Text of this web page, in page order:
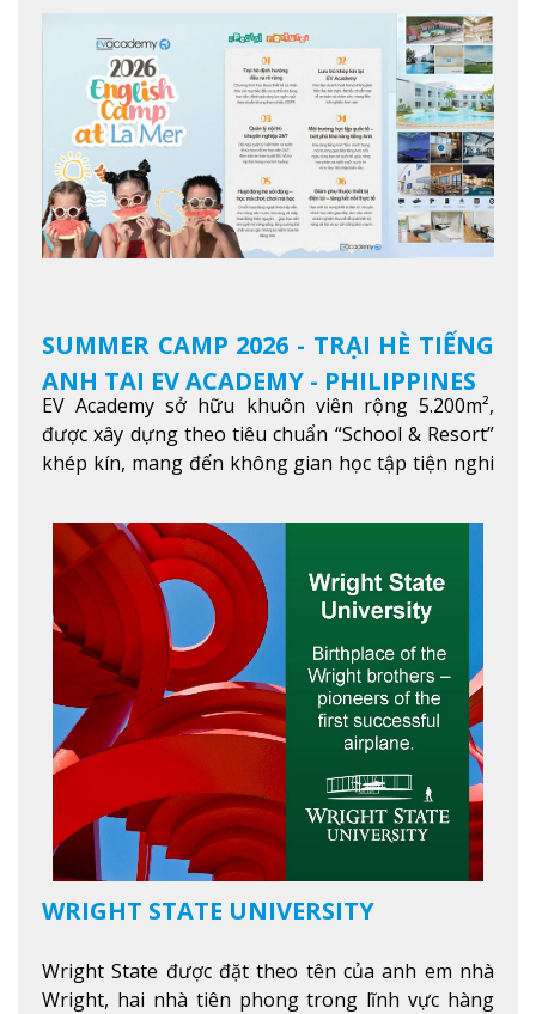
SUMMER CAMP 2026 - TRẠI HÈ TIẾNG
ANH TẠI EV ACADEMY - PHILIPPINES
EV Academy sở hữu khuôn viên rộng 5.200m²,
được xây dựng theo tiêu chuẩn “School & Resort”
khép kín, mang đến không gian học tập tiện nghi
ích hiện đạXem thêm
WRIGHT STATE UNIVERSITY
Wright State được đặt theo tên của anh em nhà
Wright, hai nhà tiên phong trong lĩnh vực hàng